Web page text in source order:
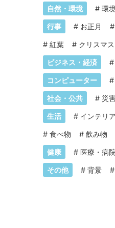
自然・環境 # 環境
行事 # お正月 #
# 紅葉 # クリスマス
ビジネス・経済 #
コンピューター #
社会・公共 # 災
生活 # インテリア
# 食べ物 # 飲み物
健康 # 医療・病院
その他 # 背景 #